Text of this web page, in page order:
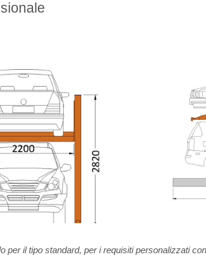
per il tipo standard, per i requisiti personalizzati